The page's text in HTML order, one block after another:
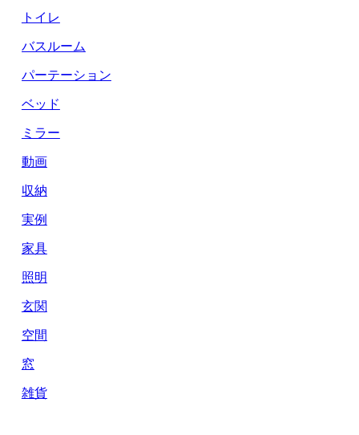
トイレ
バスルーム
パーテーション
ベッド
ミラー
動画
収納
実例
家具
照明
玄関
空間
窓
雑貨